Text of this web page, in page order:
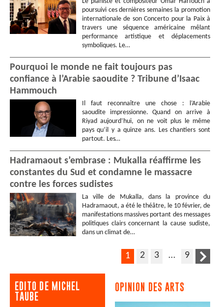
poursuivi ces dernières semaines la promotion
internationale de son Concerto pour la Paix à
travers une séquence américaine mêlant
performance artistique et déplacements
symboliques. Le…
Pourquoi le monde ne fait toujours pas
confiance à l’Arabie saoudite ? Tribune d’Isaac
Hammouch
Il faut reconnaître une chose : l’Arabie
saoudite impressionne. Quand on arrive à
Riyad aujourd’hui, on ne voit plus le même
pays qu’il y a quinze ans. Les chantiers sont
partout. Les…
Hadramaout s’embrase : Mukalla réaffirme les
constantes du Sud et condamne le massacre
contre les forces sudistes
La ville de Mukalla, dans la province du
Hadramaout, a été le théâtre, le 10 février, de
manifestations massives portant des messages
politiques clairs concernant la cause sudiste,
dans un climat de…
1 2 3 … 9
EDITO DE MICHEL
TAUBE
OPINION DES ARTS